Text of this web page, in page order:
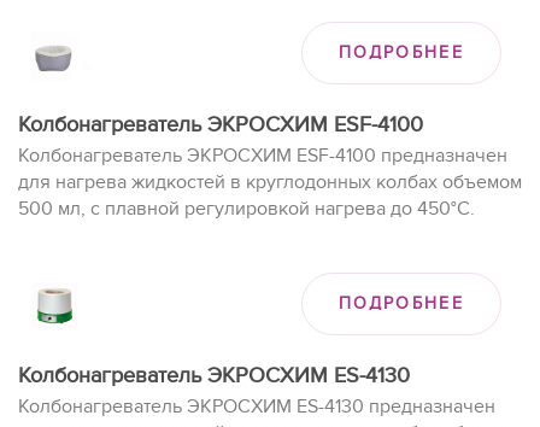
ПОДРОБНЕЕ
Колбонагреватель ЭКРОСХИМ ESF-4100
Колбонагреватель ЭКРОСХИМ ESF-4100 предназначен
для нагрева жидкостей в круглодонных колбах объемом
500 мл, с плавной регулировкой нагрева до 450°C.
ПОДРОБНЕЕ
Колбонагреватель ЭКРОСХИМ ES-4130
Колбонагреватель ЭКРОСХИМ ES-4130 предназначен